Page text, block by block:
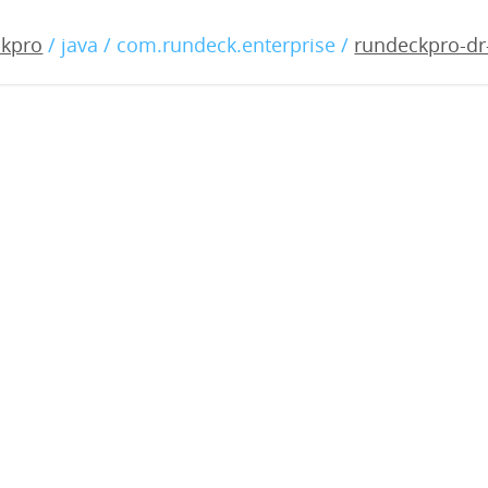
/ java / com.rundeck.enterprise / rundeckpro-
dr-2.4.2.war